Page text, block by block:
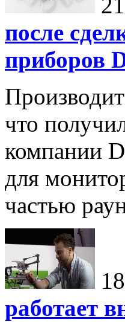
после
приборов
что
компании
для
частью
работает